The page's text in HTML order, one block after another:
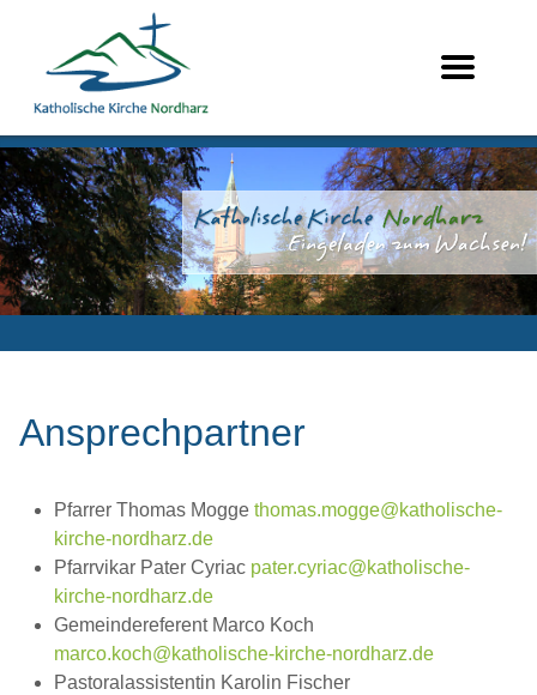
Ansprechpartner
Pfarrer Thomas Mogge thomas.mogge@katholische-
kirche-nordharz.de
Pfarrvikar Pater Cyriac pater.cyriac@katholische-
kirche-nordharz.de
Gemeindereferent Marco Koch
marco.koch@katholische-kirche-nordharz.de
Pastoralassistentin Karolin Fischer